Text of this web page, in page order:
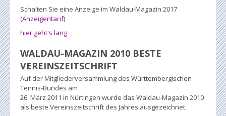
Schalten Sie eine Anzeige im Waldau-Magazin 2017
(Anzeigentarif)
hier geht's lang
WALDAU-MAGAZIN 2010 BESTE
VEREINSZEITSCHRIFT
Auf der Mitgliederversammlung des Württembergischen
Tennis-Bundes am
26. März 2011 in Nürtingen wurde das Waldau-Magazin 2010
als beste Vereinszeitschrift des Jahres ausgezeichnet.